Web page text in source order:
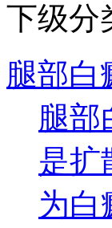
下级分
腿部白
腿部
是扩
为白